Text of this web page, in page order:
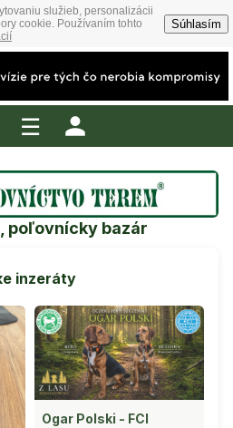
služieb, personalizácii
cookie. Používaním tohto
Súhlasím
☰
poľovnícky bazár
inzeráty
Ogar Polski - FCI